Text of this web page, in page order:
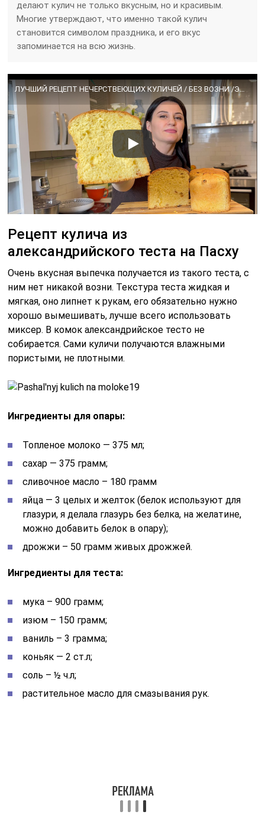
Рецепт кулича из
Очень вкусная выпечка получается из такого теста, с
ним нет никакой возни. Текстура теста жидкая и
мягкая, оно липнет к рукам, его обязательно нужно
хорошо вымешивать, лучше всего использовать
миксер. В комок александрийское тесто не
собирается. Сами куличи получаются влажными
пористыми, не плотными.
Ингредиенты для опары:
Топленое молоко — 375 мл;
сахар — 375 грамм;
сливочное масло – 180 грамм
яйца — 3 целых и желток (белок используют для
глазури, я делала глазурь без белка, на желатине,
можно добавить белок в опару);
дрожжи – 50 грамм живых дрожжей.
Ингредиенты для теста:
мука – 900 грамм;
растительное масло для смазывания рук.
Этапы приготовления:
добавляю яйца, теплое сливочное масло, взбиваю
миску вливаю теплое топленое молоко, соединяю с
живыми дрожжами, затем добавляю в яичную смесь,
взбиваю массу миксером. На этом вечерняя работа
оставляю на 8-12 часов бродить.